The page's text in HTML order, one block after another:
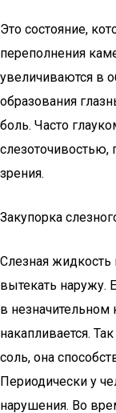
Это состояние,
переполнения
увеличиваются в
образования
боль. Часто
зрения.
Закупорка
Слезная
вытекать наружу.
в незначительном
накапливается.
соль, она
Периодически у
нарушения. Во